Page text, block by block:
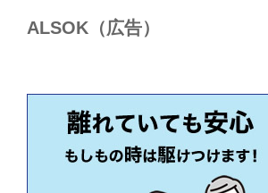
ALSОK（広告）